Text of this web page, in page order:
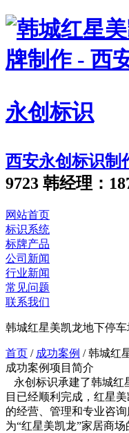
永创标识
西安永创标识制
9723 韩经理：
网站首页
标识系统
标牌产品
公司新闻
行业新闻
常见问题
联系我们
韩城红星美凯龙地下停
首页 / 成功案例 /韩城红
成功案例项目简介
永创标识承建了韩城红
目已经顺利完成，红星
的经营、管理和专业咨
为“红星美凯龙”家居商